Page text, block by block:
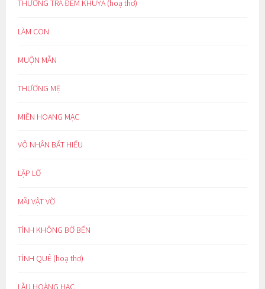
THƯỞNG TRÀ ĐÊM KHUYA (hoạ thơ)
LÀM CON
MUỘN MẰN
THƯƠNG MẸ
MIỀN HOANG MẠC
VÔ NHÂN BẤT HIẾU
LẬP LỜ
MÃI VẬT VỜ
TÌNH KHÔNG BỜ BẾN
TÌNH QUÊ (hoạ thơ)
LẦU HOÀNG HẠC